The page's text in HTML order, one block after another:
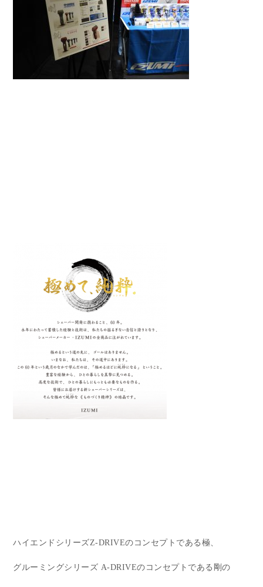
ハイエンドシリーズZ-DRIVEのコンセプトである極、
グルーミングシリーズ A-DRIVEのコンセプトである剛の